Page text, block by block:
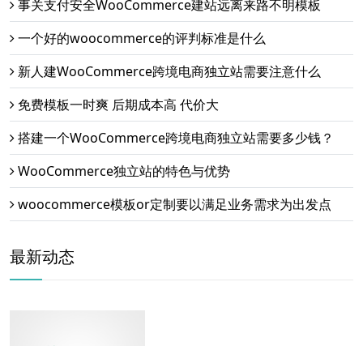
事关支付安全WooCommerce建站远离来路不明模板
一个好的woocommerce的评判标准是什么
新人建WooCommerce跨境电商独立站需要注意什么
免费模板一时爽 后期成本高 代价大
搭建一个WooCommerce跨境电商独立站需要多少钱？
WooCommerce独立站的特色与优势
woocommerce模板or定制要以满足业务需求为出发点
最新动态